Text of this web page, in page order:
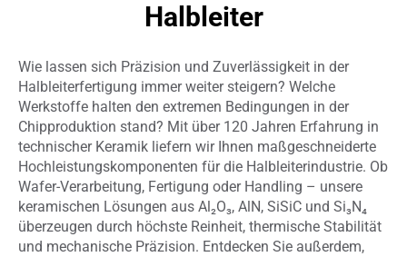
Halbleiter
Wie lassen sich Präzision und Zuverlässigkeit in der
Halbleiterfertigung immer weiter steigern? Welche
Werkstoffe halten den extremen Bedingungen in der
Chipproduktion stand? Mit über 120 Jahren Erfahrung in
technischer Keramik liefern wir Ihnen maßgeschneiderte
Hochleistungskomponenten für die Halbleiterindustrie. Ob
Wafer-Verarbeitung, Fertigung oder Handling – unsere
keramischen Lösungen aus Al₂O₃, AlN, SiSiC und Si₃N₄
überzeugen durch höchste Reinheit, thermische Stabilität
und mechanische Präzision. Entdecken Sie außerdem,